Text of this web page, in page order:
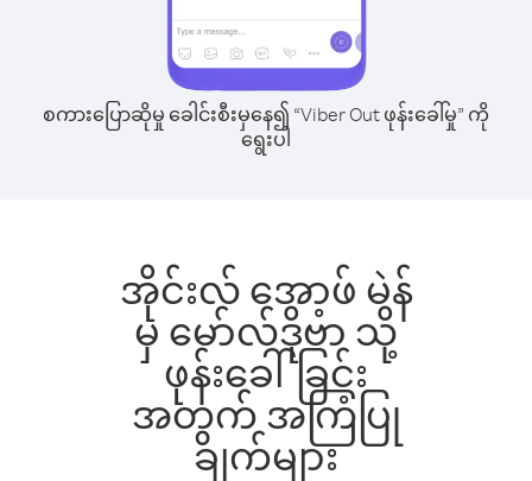
စကားပြောဆိုမှု ခေါင်းစီးမှနေ၍ “Viber Out ဖုန်းခေါ်မှု” ကို
ရွေးပါ
အိုင်းလ် အော့ဖ် မဲန်
မှ မော်လ်ဒိုဗာ သို့
ဖုန်းခေါ်ခြင်း
အတွက် အကြံပြု
ချက်များ